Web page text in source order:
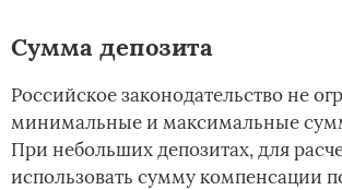
Сумма депозита
Российское законодательство не
минимальные и максимальные
При небольших депозитах, для
использовать сумму компенсации